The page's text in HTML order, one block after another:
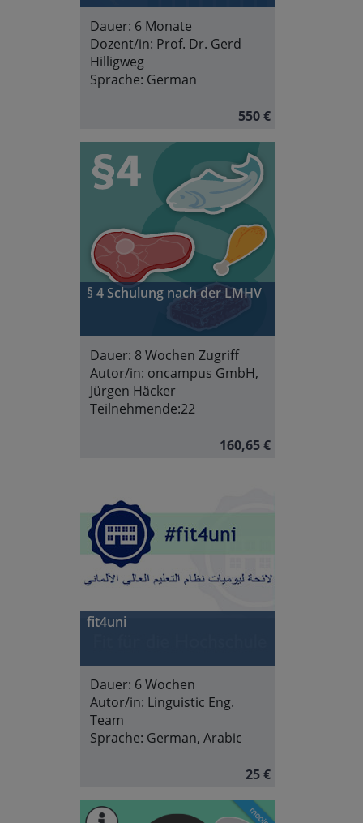
Dauer: 6 Monate
Dozent/in: Prof. Dr. Gerd
Hilligweg
Sprache: German
550 €
§ 4 Schulung nach der LMHV
Dauer: 8 Wochen Zugriff
Autor/in: oncampus GmbH,
Jürgen Häcker
Teilnehmende:22
160,65 €
fit4uni
Dauer: 6 Wochen
Autor/in: Linguistic Eng.
Team
Sprache: German, Arabic
25 €